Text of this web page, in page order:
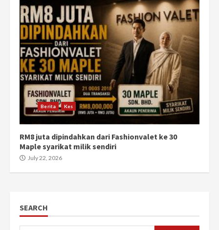
Berita Kes
RM8 juta dipindahkan dari Fashionvalet ke 30
Maple syarikat milik sendiri
July 22, 2026
SEARCH